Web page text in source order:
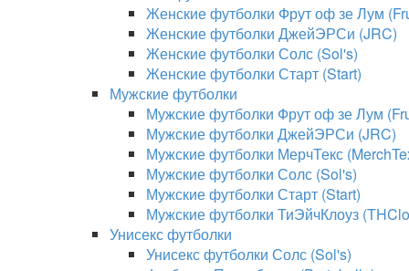
Женские футболки Фрут оф зе Лум
Женские футболки ДжейЭРСи (JRC)
Женские футболки Солс (Sol's)
Женские футболки Старт (Start)
Мужские футболки
Мужские футболки Фрут оф зе Лум
Мужские футболки ДжейЭРСи (JRC)
Мужские футболки МерчТекс
Мужские футболки Солс (Sol's)
Мужские футболки Старт (Start)
Мужские футболки ТиЭйчКлоуз
Унисекс футболки
Унисекс футболки Солс (Sol's)